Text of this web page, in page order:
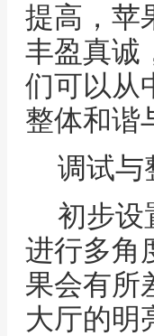
提高，苹
丰盈真诚
们可以从
整体和谐
调试与
初步设
进行多角
果会有所
大厅的明